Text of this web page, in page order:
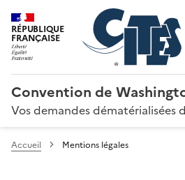
RÉPUBLIQUE
FRANÇAISE
Convention de
Vos demandes dématérialisées
Accueil Mentions légales